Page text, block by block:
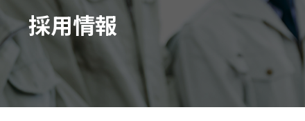
採用情報